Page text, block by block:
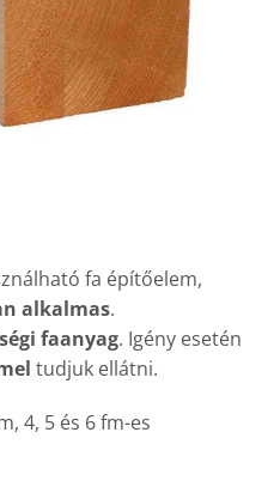
fa építőelem,
alkalmas.
faanyag. Igény esetén
tudjuk ellátni.
4, 5 és 6 fm-es